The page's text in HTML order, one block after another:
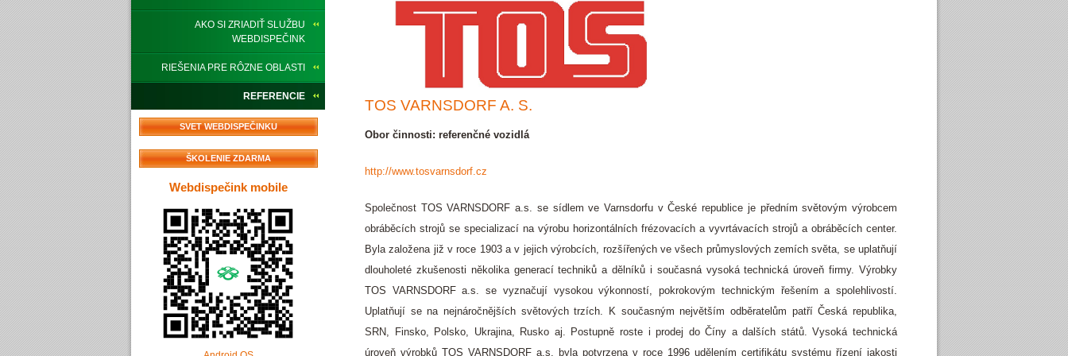
AKO SI ZRIADIŤ SLUŽBU
WEBDISPEČINK
RIEŠENIA PRE RÔZNE OBLASTI
REFERENCIE
SVET WEBDISPEČINKU
ŠKOLENIE ZDARMA
Webdispečink mobile
TOS VARNSDORF A. S.
Obor činnosti: referenčné vozidlá
http://www.tosvarnsdorf.cz
Společnost TOS VARNSDORF a.s. se sídlem ve Varnsdorfu v České republice je předním světovým výrobcem
obráběcích strojů se specializací na výrobu horizontálních frézovacích a vyvrtávacích strojů a obráběcích center.
Byla založena již v roce 1903 a v jejich výrobcích, rozšířených ve všech průmyslových zemích světa, se uplatňují
dlouholeté zkušenosti několika generací techniků a dělníků i současná vysoká technická úroveň firmy. Výrobky
TOS VARNSDORF a.s. se vyznačují vysokou výkonností, pokrokovým technickým řešením a spolehlivostí.
Uplatňují se na nejnáročnějších světových trzích. K současným největším odběratelům patří Česká republika,
SRN, Finsko, Polsko, Ukrajina, Rusko aj. Postupně roste i prodej do Číny a dalších států. Vysoká technická
úroveň výrobků TOS VARNSDORF a.s. byla potvrzena v roce 1996 udělením certifikátu systému řízení jakosti